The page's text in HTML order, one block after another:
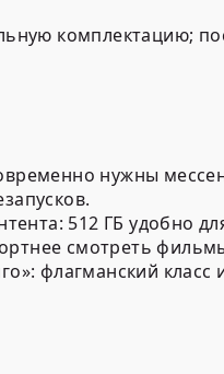
комплектацию;
нужны
512 ГБ удобно
смотреть
флагманский